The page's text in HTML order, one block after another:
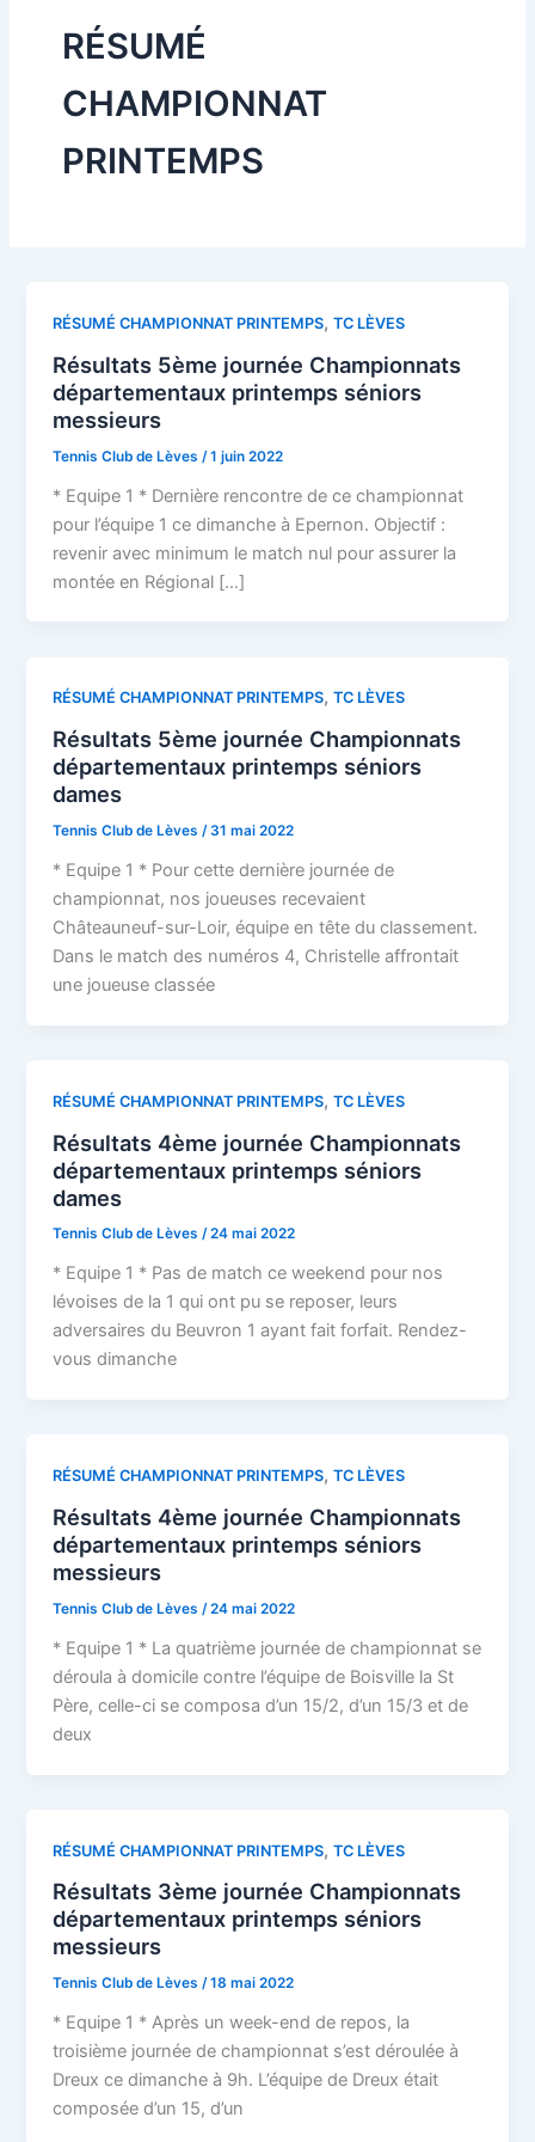
RÉSUMÉ
CHAMPIONNAT
PRINTEMPS
RÉSUMÉ CHAMPIONNAT PRINTEMPS,TC LÈVES
Résultats 5ème journée Championnats
départementaux printemps séniors
messieurs
Tennis Club de Lèves /1 juin 2022
* Equipe 1 * Dernière rencontre de ce championnat
pour l’équipe 1 ce dimanche à Epernon. Objectif :
revenir avec minimum le match nul pour assurer la
montée en Régional […]
RÉSUMÉ CHAMPIONNAT PRINTEMPS,TC LÈVES
Résultats 5ème journée Championnats
départementaux printemps séniors
dames
Tennis Club de Lèves/31 mai 2022
* Equipe 1 * Pour cette dernière journée de
championnat, nos joueuses recevaient
Châteauneuf-sur-Loir, équipe en tête du classement.
Dans le match des numéros 4, Christelle affrontait
une joueuse classée
RÉSUMÉ CHAMPIONNAT PRINTEMPS,TC LÈVES
Résultats 4ème journée Championnats
départementaux printemps séniors
dames
Tennis Club de Lèves/24 mai 2022
* Equipe 1 * Pas de match ce weekend pour nos
lévoises de la 1 qui ont pu se reposer, leurs
adversaires du Beuvron 1 ayant fait forfait. Rendez-
vous dimanche
RÉSUMÉ CHAMPIONNAT PRINTEMPS,TC LÈVES
Résultats 4ème journée Championnats
départementaux printemps séniors
messieurs
Tennis Club de Lèves/24 mai 2022
* Equipe 1 * La quatrième journée de championnat se
déroula à domicile contre l’équipe de Boisville la St
Père, celle-ci se composa d’un 15/2, d’un 15/3 et de
deux
RÉSUMÉ CHAMPIONNAT PRINTEMPS,TC LÈVES
Résultats 3ème journée Championnats
départementaux printemps séniors
messieurs
Tennis Club de Lèves/18 mai 2022
* Equipe 1 * Après un week-end de repos, la
troisième journée de championnat s’est déroulée à
Dreux ce dimanche à 9h. L’équipe de Dreux était
composée d’un 15, d’un